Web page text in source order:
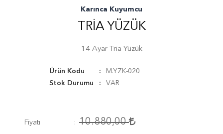
Karınca Kuyumcu
TRIA YÜZÜK
14 Ayar Tria Yüzük
Ürün Kodu
M.YZK-020
Stok Durumu
VAR
Fiyatı 10.880,00